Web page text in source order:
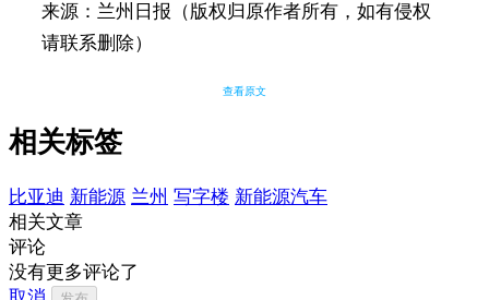
来源：兰州日报（版权归原作者所有，如有侵权
请联系删除）
查看原文
相关标签
比亚迪 新能源 兰州 写字楼 新能源汽车
相关文章
评论
没有更多评论了